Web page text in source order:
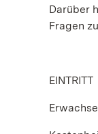
Darüber
Fragen
EINTRITT